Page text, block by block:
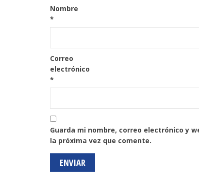
Nombre
*
Correo
electrónico
*
Guarda mi nombre, correo electrónico y
la próxima vez que comente.